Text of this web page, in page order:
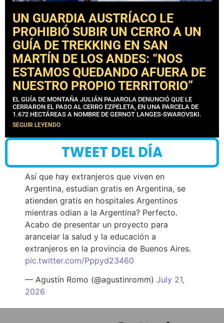
UN GUARDIA AUSTRÍACO LE
PROHIBIÓ SUBIR UN CERRO A UN
GUÍA DE TREKKING EN SAN
MARTÍN DE LOS ANDES: “NOS
ESTAMOS QUEDANDO AFUERA DE
NUESTRO PROPIO TERRITORIO”
EL GUÍA DE MONTAÑA JULIÁN PAJAROLA DENUNCIÓ QUE LE
CERRARON EL PASO AL CERRO EZPELETA, EN UNA PARCELA DE
1.672 HECTÁREAS A NOMBRE DE GERNOT LANGES-SWAROVSKI.
SEGUIR LEYENDO
TWEET DEL DÍA
Así que hay extranjeros que viven en
Argentina, estudian gratis en Argentina, se
atienden gratis en hospitales Argentinos
mientras odian a la Argentina? Perfecto.
Acabo de presentar un proyecto para
arancelar la salud y la educación a
extranjeros en la provincia de Buenos Aires.
pic.twitter.com/Pppyd23460
— Agustín Romo (@agustinromm) July 21,
2026